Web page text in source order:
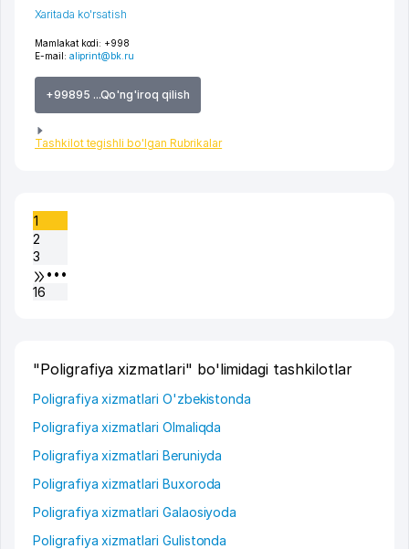
Mamlakat kodi: +998
E-mail: aliprint@bk.ru
+99895 ...Qo'ng'iroq qilish
Tashkilot tegishli bo'lgan Rubrikalar
Xaritada ko'rsatish
1
2
3
•••
16
"Poligrafiya xizmatlari" bo'limidagi tashkilotlar
Poligrafiya xizmatlari O'zbekistonda
Poligrafiya xizmatlari Olmaliqda
Poligrafiya xizmatlari Beruniyda
Poligrafiya xizmatlari Buxoroda
Poligrafiya xizmatlari Galaosiyoda
Poligrafiya xizmatlari Gulistonda